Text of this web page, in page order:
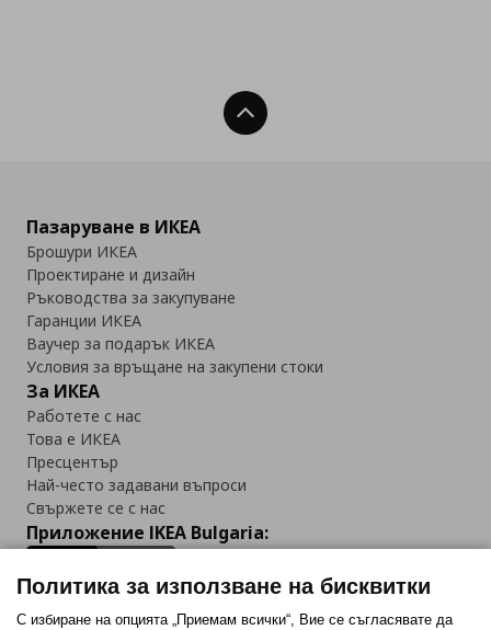
Нагоре
Пазаруване в ИКЕА
Брошури ИКЕА
Проектиране и дизайн
Ръководства за закупуване
Гаранции ИКЕА
Ваучер за подарък ИКЕА
Условия за връщане на закупени стоки
За ИКЕА
Работете с нас
Това е ИКЕА
Пресцентър
Най-често задавани въпроси
Свържете се с нас
Приложение IKEA Bulgaria:
Политика за използване на бисквитки
С избиране на опцията „Приемам всички“, Вие се съгласявате да